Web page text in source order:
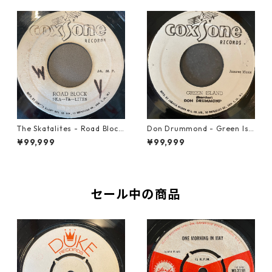
The Skatalites - Road Block
【7-21996】
¥99,999
Don Drummond - Green Isl
and【7-22018】
¥99,999
セール中の商品